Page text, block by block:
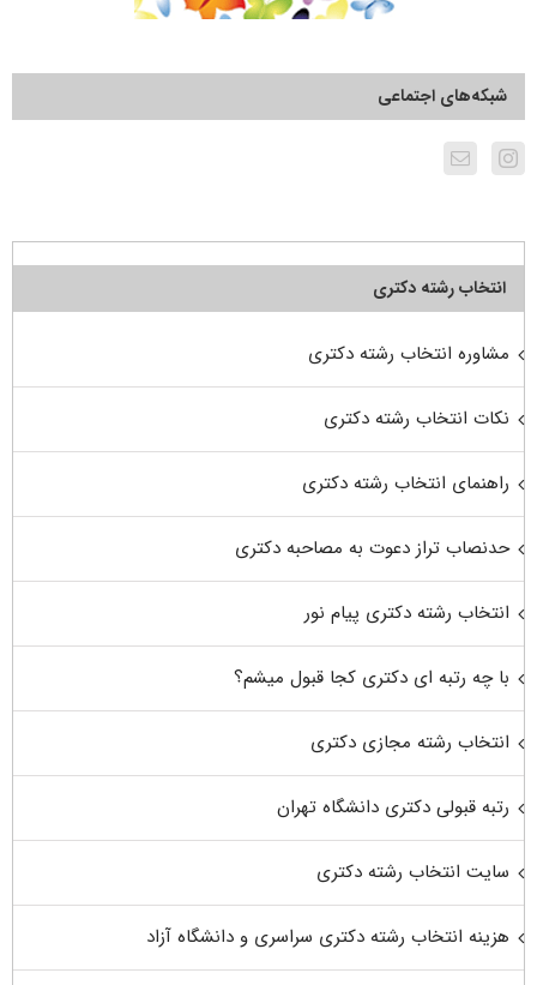
شبکه‌های اجتماعی
انتخاب رشته دکتری
مشاوره انتخاب رشته دکتری
نکات انتخاب رشته دکتری
راهنمای انتخاب رشته دکتری
حدنصاب تراز دعوت به مصاحبه دکتری
انتخاب رشته دکتری پیام نور
با چه رتبه ای دکتری کجا قبول میشم؟
انتخاب رشته مجازی دکتری
رتبه قبولی دکتری دانشگاه تهران
سایت انتخاب رشته دکتری
هزینه انتخاب رشته دکتری سراسری و دانشگاه آزاد